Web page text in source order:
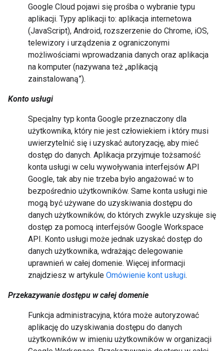
Google Cloud pojawi się prośba o wybranie typu
aplikacji. Typy aplikacji to: aplikacja internetowa
(JavaScript), Android, rozszerzenie do Chrome, iOS,
telewizory i urządzenia z ograniczonymi
możliwościami wprowadzania danych oraz aplikacja
na komputer (nazywana też „aplikacją
zainstalowaną”).
Konto usługi
Specjalny typ konta Google przeznaczony dla
użytkownika, który nie jest człowiekiem i który musi
uwierzytelnić się i uzyskać autoryzację, aby mieć
dostęp do danych. Aplikacja przyjmuje tożsamość
konta usługi w celu wywoływania interfejsów API
Google, tak aby nie trzeba było angażować w to
bezpośrednio użytkowników. Same konta usługi nie
mogą być używane do uzyskiwania dostępu do
danych użytkowników, do których zwykle uzyskuje się
dostęp za pomocą interfejsów Google Workspace
API. Konto usługi może jednak uzyskać dostęp do
danych użytkownika, wdrażając delegowanie
uprawnień w całej domenie. Więcej informacji
znajdziesz w artykule Omówienie kont usługi.
Przekazywanie dostępu w całej domenie
Funkcja administracyjna, która może autoryzować
aplikację do uzyskiwania dostępu do danych
użytkowników w imieniu użytkowników w organizacji